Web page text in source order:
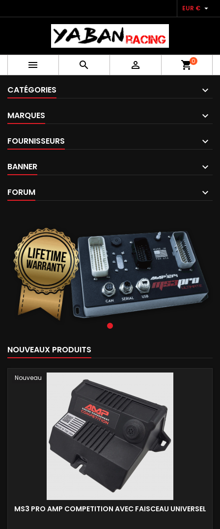
EUR € 
   shopping_cart0
CATÉGORIES
MARQUES
FOURNISSEURS
BANNER
FORUM
NOUVEAUX PRODUITS
Nouveau
MS3 PRO AMP COMPETITION AVEC FAISCEAU UNIVERSEL